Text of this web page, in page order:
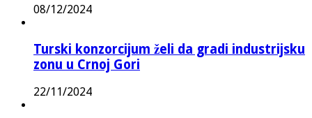
08/12/2024
Turski konzorcijum želi da gradi industrijsku
zonu u Crnoj Gori
22/11/2024